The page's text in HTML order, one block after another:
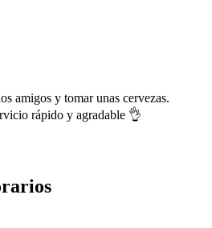
amigos y tomar unas cervezas.
rápido y agradable 👌